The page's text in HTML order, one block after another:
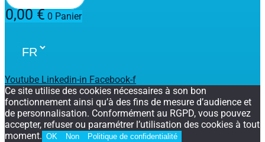
0,00€ 0 Panier
Youtube Linkedin-in Facebook-f
Ce site utilise des cookies nécessaires à son bon
fonctionnement ainsi qu’à des fins de mesure d’audience et
de personnalisation. Conformément au RGPD, vous pouvez
accepter, refuser ou paramétrer l’utilisation des cookies à tout
moment. OK Non Politique de confidentialité